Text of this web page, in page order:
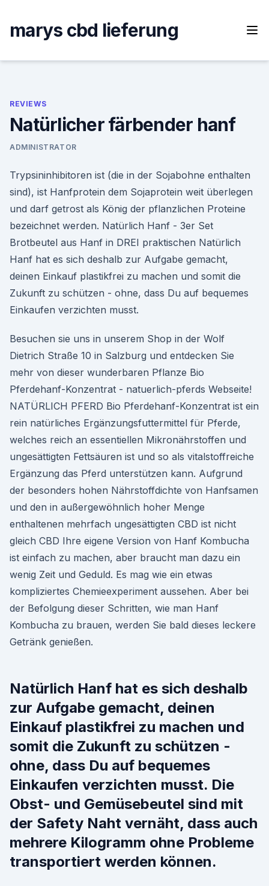
content
marys cbd lieferung
REVIEWS
Natürlicher färbender hanf
ADMINISTRATOR
Trypsininhibitoren ist (die in der Sojabohne enthalten
sind), ist Hanfprotein dem Sojaprotein weit überlegen
und darf getrost als König der pflanzlichen Proteine
bezeichnet werden. Natürlich Hanf - 3er Set
Brotbeutel aus Hanf in DREI praktischen Natürlich
Hanf hat es sich deshalb zur Aufgabe gemacht,
deinen Einkauf plastikfrei zu machen und somit die
Zukunft zu schützen - ohne, dass Du auf bequemes
Einkaufen verzichten musst.
Besuchen sie uns in unserem Shop in der Wolf
Dietrich Straße 10 in Salzburg und entdecken Sie
mehr von dieser wunderbaren Pflanze Bio
Pferdehanf-Konzentrat - natuerlich-pferds Webseite!
NATÜRLICH PFERD Bio Pferdehanf-Konzentrat ist ein
rein natürliches Ergänzungsfuttermittel für Pferde,
welches reich an essentiellen Mikronährstoffen und
ungesättigten Fettsäuren ist und so als vitalstoffreiche
Ergänzung das Pferd unterstützen kann. Aufgrund
der besonders hohen Nährstoffdichte von Hanfsamen
und den in außergewöhnlich hoher Menge
enthaltenen mehrfach ungesättigten CBD ist nicht
gleich CBD Ihre eigene Version von Hanf Kombucha
ist einfach zu machen, aber braucht man dazu ein
wenig Zeit und Geduld. Es mag wie ein etwas
kompliziertes Chemieexperiment aussehen. Aber bei
der Befolgung dieser Schritten, wie man Hanf
Kombucha zu brauen, werden Sie bald dieses leckere
Getränk genießen.
Natürlich Hanf hat es sich deshalb
zur Aufgabe gemacht, deinen
Einkauf plastikfrei zu machen und
somit die Zukunft zu schützen -
ohne, dass Du auf bequemes
Einkaufen verzichten musst. Die
Obst- und Gemüsebeutel sind mit
der Safety Naht vernäht, dass auch
mehrere Kilogramm ohne Probleme
transportiert werden können.